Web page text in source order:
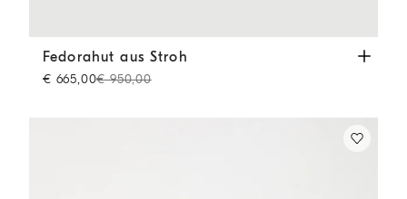
Fedorahut aus Stroh Braun
Fedorahut aus Stroh
€ 665,00€ 950,00